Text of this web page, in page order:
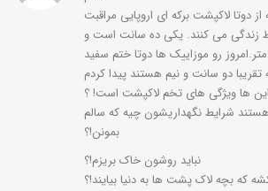
لاکپشت برکه ای اروپایی مراقبت
زندگی می کنند. یکی ده سانت است و
رو موزاییک ها دوتا ختم سفید
این ها ویژگی های تخم لاکپشت است! ؟
شرایط نگهداریشون چیه که سالم
بمونن!؟
نباید روشون خاک بریزم!؟
بچه لاک پشت ها به دنیا بیایند!؟